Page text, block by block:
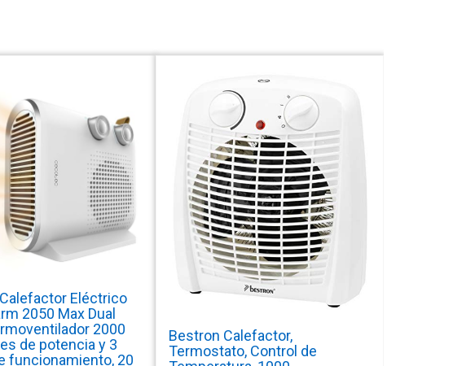
Eléctrico
2050 Max Dual
2000
de potencia y 3
funcionamiento, 20
Bestron Calefactor,
Termostato, Control de